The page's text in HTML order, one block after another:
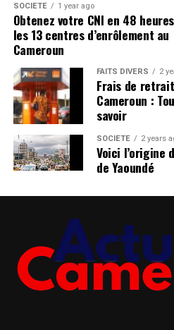
SOCIÉTÉ 1 year ago
Obtenez votre CNI en 48
les 13 centres d’enrôlement au
Cameroun
FAITS DIVERS 2
Frais de
Cameroun :
savoir
SOCIÉTÉ 2 years
Voici l’origine
de Yaoundé